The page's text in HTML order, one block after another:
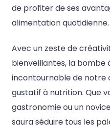
de profiter de ses
alimentation quotidienne.
Avec un zeste de
bienveillantes, la bombe
incontournable de notre
gustatif à nutrition. Que
gastronomie ou un
saura séduire tous les